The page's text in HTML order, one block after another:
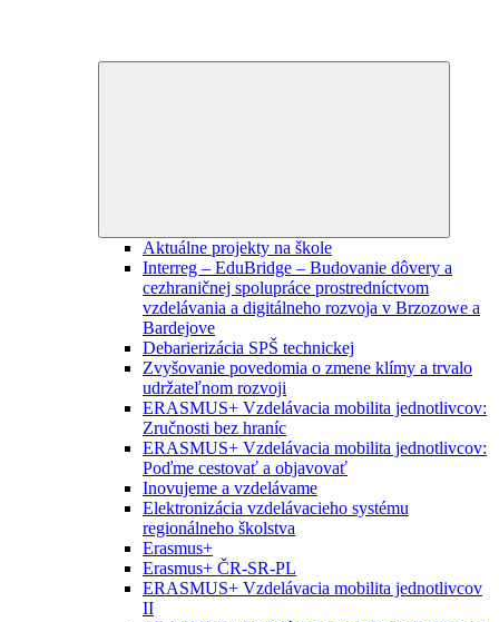
Aktuálne projekty na škole
Interreg – EduBridge – Budovanie dôvery a
cezhraničnej spolupráce prostredníctvom
vzdelávania a digitálneho rozvoja v Brzozowe a
Bardejove
Debarierizácia SPŠ technickej
Zvyšovanie povedomia o zmene klímy a trvalo
udržateľnom rozvoji
ERASMUS+ Vzdelávacia mobilita jednotlivcov:
Zručnosti bez hraníc
ERASMUS+ Vzdelávacia mobilita jednotlivcov:
Poďme cestovať a objavovať
Inovujeme a vzdelávame
Elektronizácia vzdelávacieho systému
regionálneho školstva
Erasmus+
Erasmus+ ČR-SR-PL
ERASMUS+ Vzdelávacia mobilita jednotlivcov
II